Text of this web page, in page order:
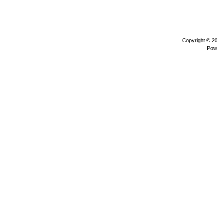
Copyright ©